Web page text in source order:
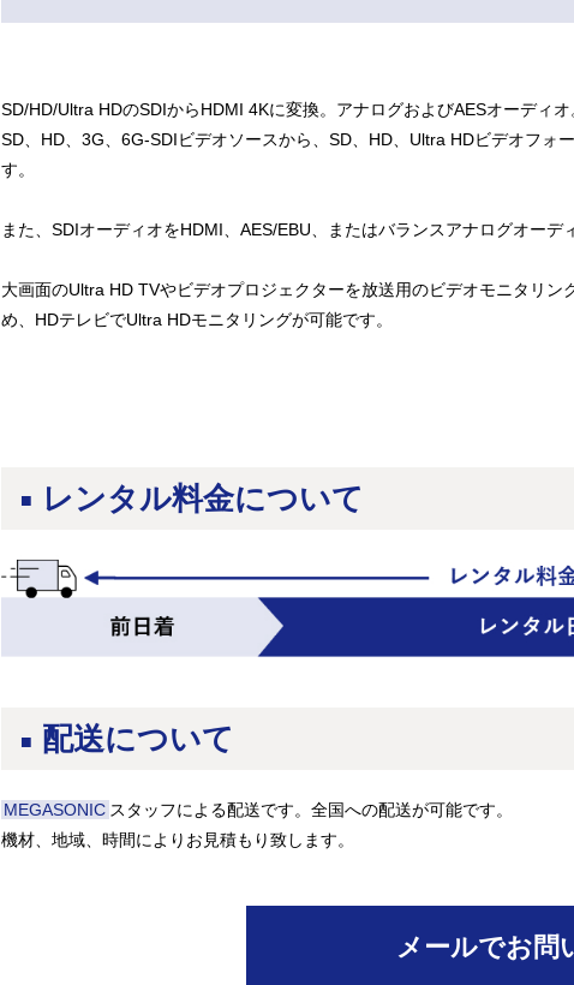
SD/HD/Ultra HDのSDIからHDMI 4Kに変換。アナログおよびAESオーディオ
SD、HD、3G、6G-SDIビデオソースから、SD、HD、Ultra HDビデオフ
す。
また、SDIオーディオをHDMI、AES/EBU、またはバランスアナログオー
大画面のUltra HD TVやビデオプロジェクターを放送用のビデオモニタリ
め、HDテレビでUltra HDモニタリングが可能です。
レンタル料金について
配送について
MEGASONIC スタッフによる配送です。全国への配送が可能です。
機材、地域、時間によりお見積もり致します。
メールでお問